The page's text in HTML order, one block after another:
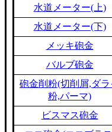
水道メーター(上)
水道メーター(下)
メッキ砲金
バルブ砲金
砲金削粉(切削屑,ダラ
粉,パーマ)
ビスマス砲金